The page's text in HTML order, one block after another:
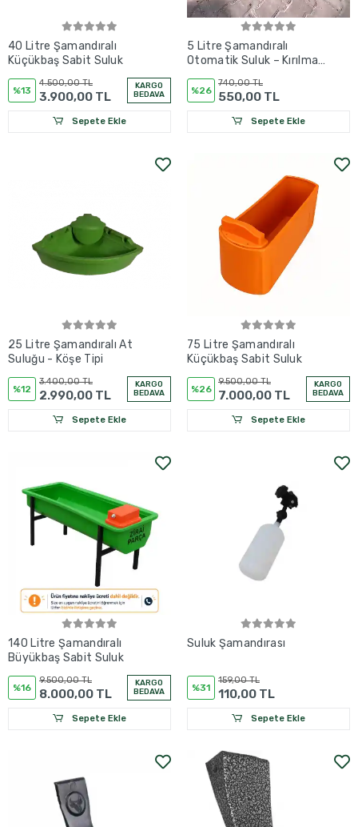
40 Litre Şamandıralı
Küçükbaş Sabit Suluk
%13
4.500,00 TL
3.900,00 TL
KARGO
BEDAVA
Sepete Ekle
5 Litre Şamandıralı
Otomatik Suluk – Kırılmaz
%26
740,00 TL
550,00 TL
Sepete Ekle
25 Litre Şamandıralı At
Suluğu - Köşe Tipi
%12
3.400,00 TL
2.990,00 TL
KARGO
BEDAVA
Sepete Ekle
75 Litre Şamandıralı
Küçükbaş Sabit Suluk
%26
9.500,00 TL
7.000,00 TL
KARGO
BEDAVA
Sepete Ekle
140 Litre Şamandıralı
Büyükbaş Sabit Suluk
%16
9.500,00 TL
8.000,00 TL
KARGO
BEDAVA
Sepete Ekle
Suluk Şamandırası
%31
159,00 TL
110,00 TL
Sepete Ekle